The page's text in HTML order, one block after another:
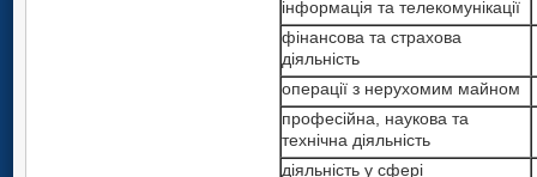
інформація та телекомунікації
фінансова та страхова
діяльність
операції з нерухомим майном
професійна, наукова та
технічна діяльність
діяльність у сфері